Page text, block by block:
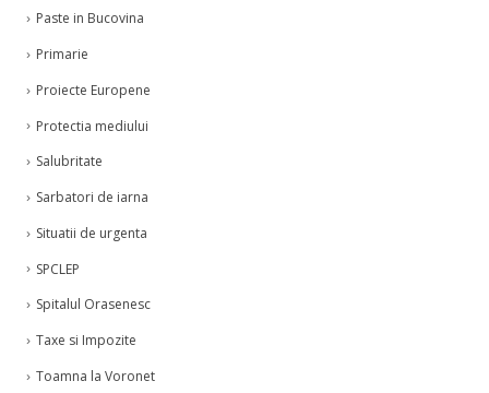
Paste in Bucovina
Primarie
Proiecte Europene
Protectia mediului
Salubritate
Sarbatori de iarna
Situatii de urgenta
SPCLEP
Spitalul Orasenesc
Taxe si Impozite
Toamna la Voronet